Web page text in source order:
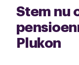
Stem nu
Plukon